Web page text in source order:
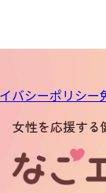
バシーポリシー
女性を応援する